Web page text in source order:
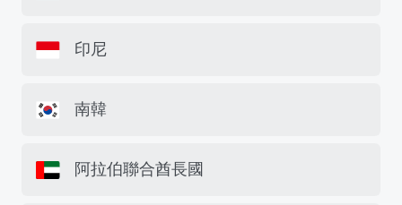
印尼
南韓
阿拉伯聯合酋長國